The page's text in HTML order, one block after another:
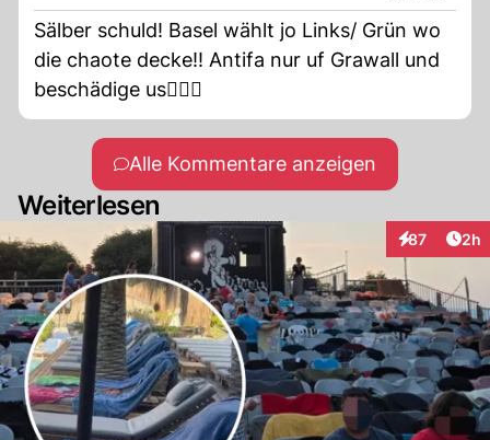
Sälber schuld! Basel wählt jo Links/ Grün wo
die chaote decke!! Antifa nur uf Grawall und
beschädige us🤷🏻‍♂️
Alle Kommentare anzeigen
Weiterlesen
87
Interaktionen
2h